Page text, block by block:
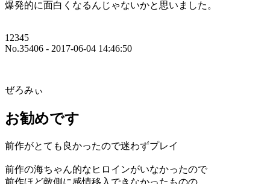
爆発的に面白くなるんじゃないかと思いました。
12345
No.35406 - 2017-06-04 14:46:50
ぜろみぃ
お勧めです
前作がとても良かったので迷わずプレイ
前作の海ちゃん的なヒロインがいなかったので